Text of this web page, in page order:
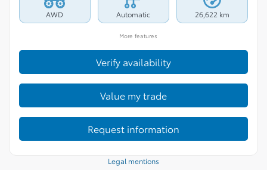
AWD Automatic 26,622 km
More features
Verify availability
Value my trade
Request information
Legal mentions